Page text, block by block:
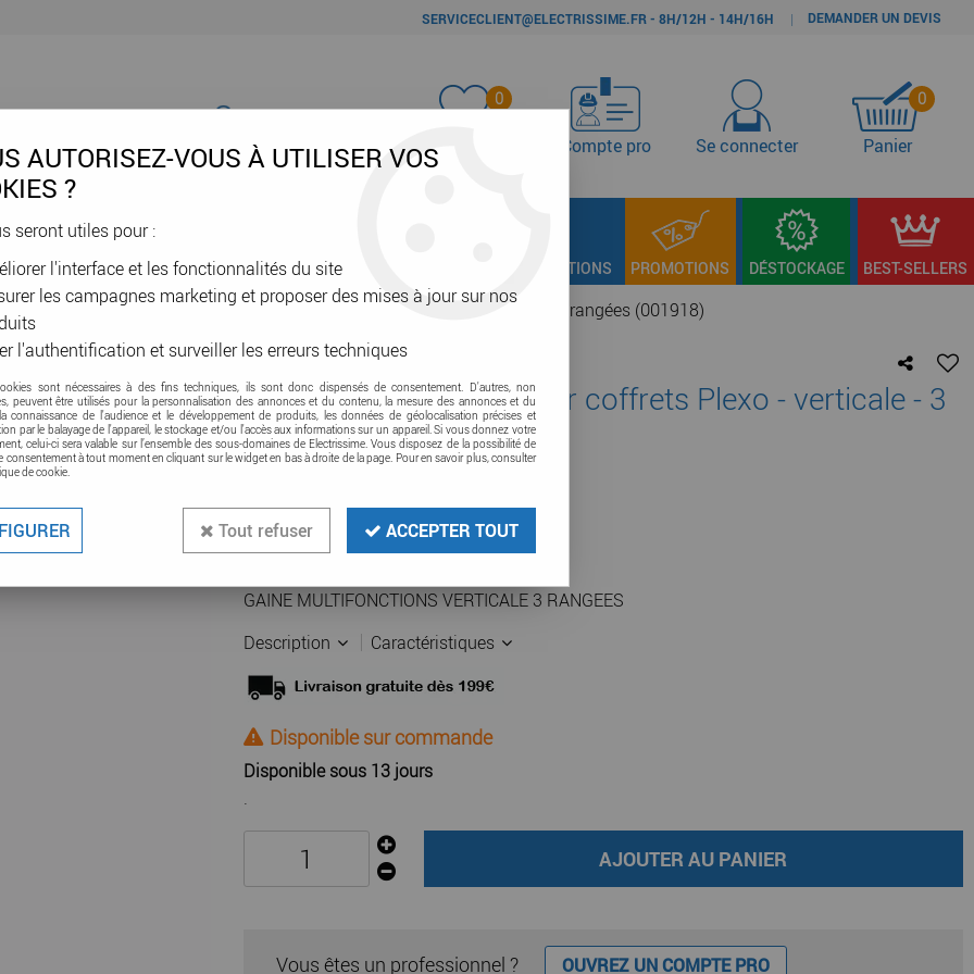
SERVICECLIENT@ELECTRISSIME.FR - 8H/12H - 14H/16H | DEMANDER UN DEVIS
0
Favoris Compte pro Se connecter
0
Panier
& GAINES DOMOTIQUE & VE SÉCURITÉ & RÉSEAU OUTILLAGE & FIXATIONS PROMOTIONS DÉSTOCKAGE BEST-SELLERS
résidentiels >Gaine multifonction pour coffrets Plexo - verticale - 3 rangées (001918)
Gaine multifonction pour coffrets Plexo - verticale - 3
rangées (001918)
Soyez le premier à donner votre avis !
99,86 €TTC
GAINE MULTIFONCTIONS VERTICALE 3 RANGEES
Description
Caractéristiques
Disponible sur commande
Disponible sous 13 jours
.
AJOUTER AU PANIER
Vous êtes un professionnel ? OUVREZ UN COMPTE PRO
AUTORISEZ-VOUS À UTILISER VOS
?
seront utiles pour :
l'interface et les fonctionnalités du site
les campagnes marketing et proposer des mises à jour sur nos
l'authentification et surveiller les erreurs techniques
sont nécessaires à des fins techniques, ils sont donc dispensés de consentement. D'autres, non
peuvent être utilisés pour la personnalisation des annonces et du contenu, la mesure des annonces et du
connaissance de l'audience et le développement de produits, les données de géolocalisation précises et
par le balayage de l'appareil, le stockage et/ou l'accès aux informations sur un appareil. Si vous donnez votre
celui-ci sera valable sur l’ensemble des sous-domaines de Electrissime. Vous disposez de la possibilité de
consentement à tout moment en cliquant sur le widget en bas à droite de la page. Pour en savoir plus, consulter
de cookie.
Tout refuser ACCEPTER TOUT